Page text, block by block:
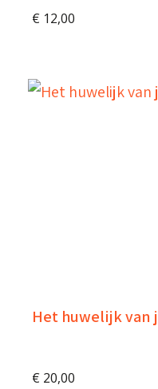
€ 12,00
Het huwelijk van
€ 20,00